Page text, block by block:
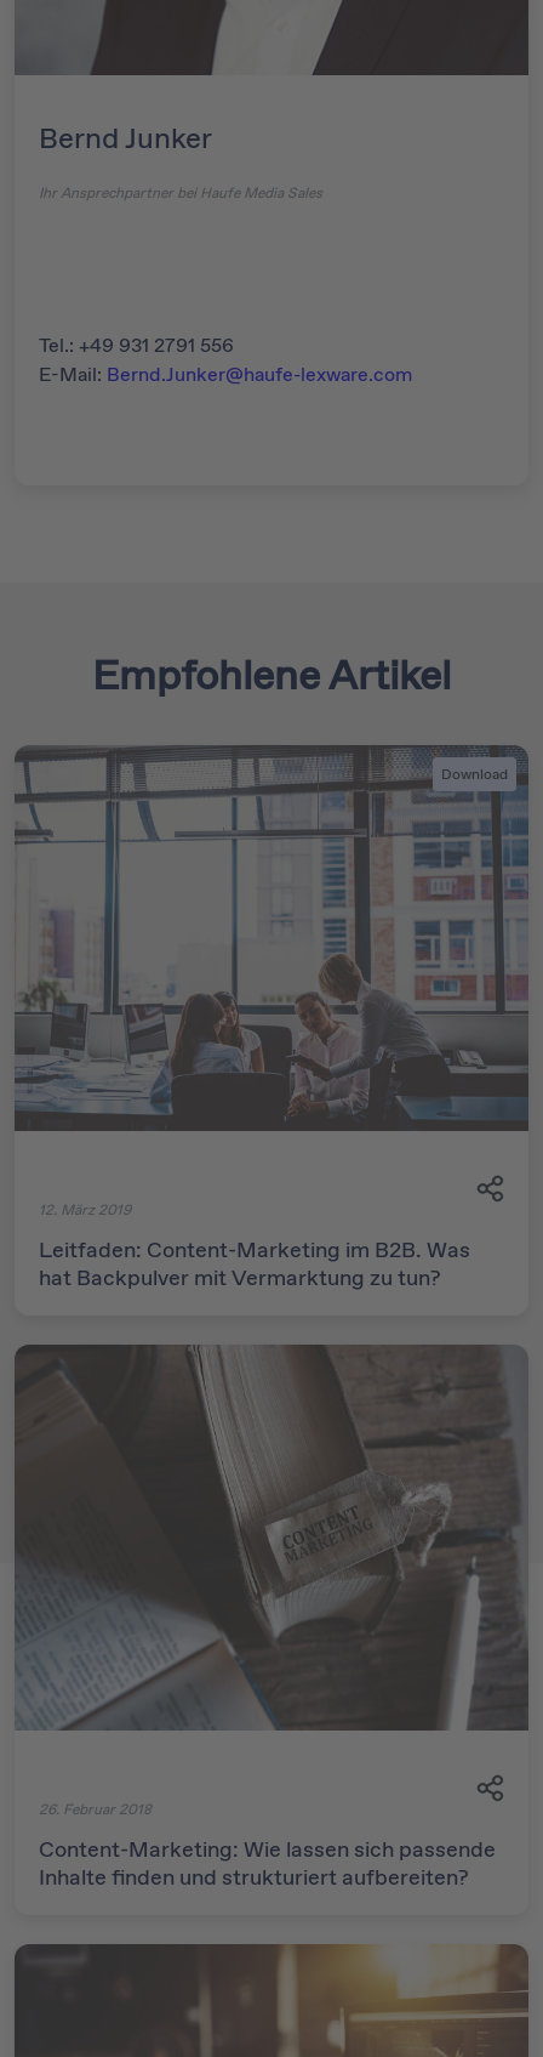
Bernd Junker
Ihr Ansprechpartner bei Haufe Media Sales
Tel.: +49 931 2791 556
E-Mail: Bernd.Junker@haufe-lexware.com
Empfohlene Artikel
Download
12. März 2019
Leitfaden: Content-Marketing im B2B. Was
hat Backpulver mit Vermarktung zu tun?
26. Februar 2018
Content-Marketing: Wie lassen sich passende
Inhalte finden und strukturiert aufbereiten?